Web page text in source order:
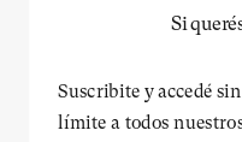
Si
Suscribite y accedé sin
límite a todos